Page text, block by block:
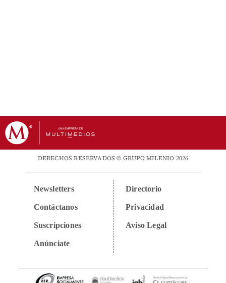
DERECHOS RESERVADOS © GRUPO MILENIO 2026
Newsletters
Contáctanos
Suscripciones
Anúnciate
Directorio
Privacidad
Aviso Legal